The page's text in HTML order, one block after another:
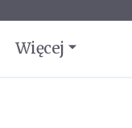
Więcej